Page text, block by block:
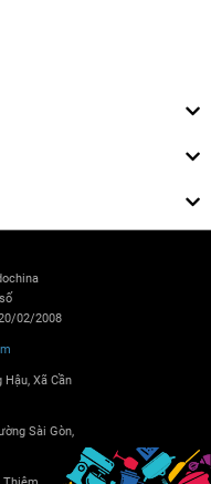
02/2008
Xã Cần
Sài Gòn,